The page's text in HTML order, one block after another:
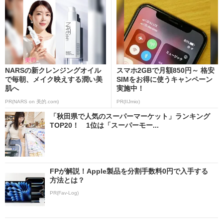
NARSの新クレンジングオイル
で毎朝、メイク映えする潤い美
肌へ
PR(NARS on 美的.com)
スマホ2GBで月額850円～ 格安
SIMをお得に使うキャンペーン
実施中！
PR(IIJmio)
「秋田県で人気のスーパーマーケット」ランキング
TOP20！ 1位は「スーパーモー...
FPが解説！Apple製品を分割手数料0円で入手する
方法とは？
PR(Fav-Log)